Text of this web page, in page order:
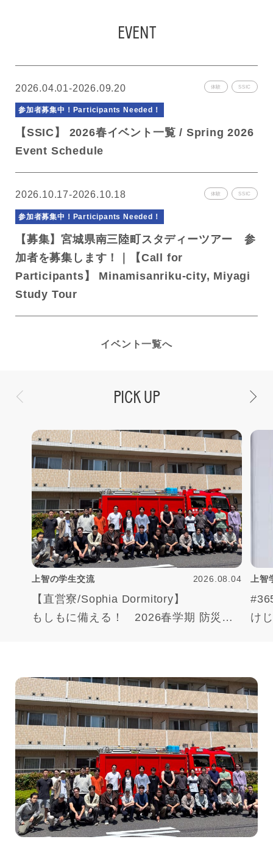
EVENT
2026.04.01-2026.09.20 体験 SSIC
【SSIC】 2026春イベント一覧 / Spring 2026
Event Schedule
参加者募集中！ Participants Needed！
2026.10.17-2026.10.18 体験 SSIC
【募集】宮城県南三陸町スタディーツアー 参
加者を募集します！｜【Call for
Participants】 Minamisanriku-city, Miyagi
Study Tour
参加者募集中！ Participants Needed！
イベント一覧へ
PICK UP
上智の学生交流 2026.08.04
【直営寮/Sophia Dormitory】
もしもに備える！ 2026春学期 防災訓
上
け